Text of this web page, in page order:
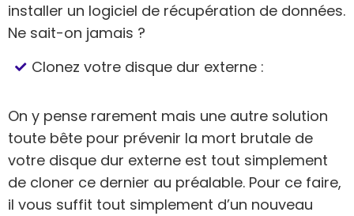
installer un logiciel de récupération de données.
Ne sait-on jamais ?
Clonez votre disque dur externe :
On y pense rarement mais une autre solution
toute bête pour prévenir la mort brutale de
votre disque dur externe est tout simplement
de cloner ce dernier au préalable. Pour ce faire,
il vous suffit tout simplement d’un nouveau